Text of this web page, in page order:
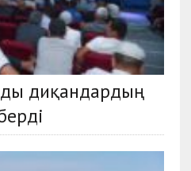
диқандардың